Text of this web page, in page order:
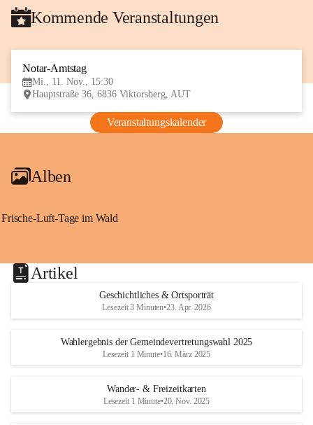
Kommende Veranstaltungen
Notar-Amtstag
Mi., 11. Nov., 15:30
Hauptstraße 36, 6836 Viktorsberg, AUT
Veranstaltungskalender
Alben
Frische-Luft-Tage im Wald
Artikel
Geschichtliches & Ortsporträt
Lesezeit 3 Minuten•23. Apr. 2026
Wahlergebnis der Gemeindevertretungswahl 2025
Lesezeit 1 Minute•16. März 2025
Wander- & Freizeitkarten
Lesezeit 1 Minute•20. Nov. 2025